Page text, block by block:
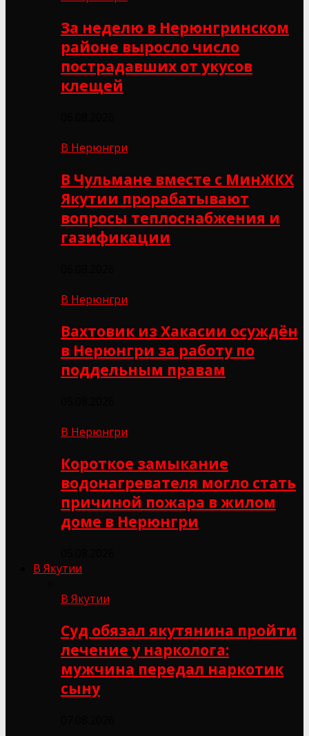
За неделю в Нерюнгринском
районе выросло число
пострадавших от укусов
клещей
В Нерюнгри
В Чульмане вместе с МинЖКХ
Якутии прорабатывают
вопросы теплоснабжения и
газификации
В Нерюнгри
Вахтовик из Хакасии осуждён
в Нерюнгри за работу по
поддельным правам
В Нерюнгри
Короткое замыкание
водонагревателя могло стать
причиной пожара в жилом
доме в Нерюнгри
В Якутии
В Якутии
Суд обязал якутянина пройти
лечение у нарколога:
мужчина передал наркотик
сыну